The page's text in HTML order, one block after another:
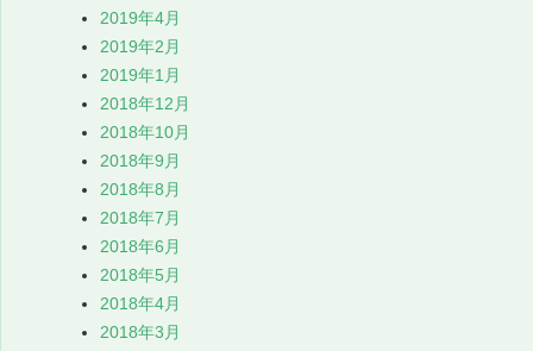
2019年4月
2019年2月
2019年1月
2018年12月
2018年10月
2018年9月
2018年8月
2018年7月
2018年6月
2018年5月
2018年4月
2018年3月